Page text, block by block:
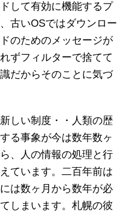
して有効に機能するプ
古いOSではダウンロー
のためのメッセージが
ずフィルターで捨てて
だからそのことに気づ
しい制度・・人類の歴
る事象が今は数年数ヶ
、人の情報の処理と行
ています。二百年前は
は数ヶ月から数年が必
しまいます。札幌の彼